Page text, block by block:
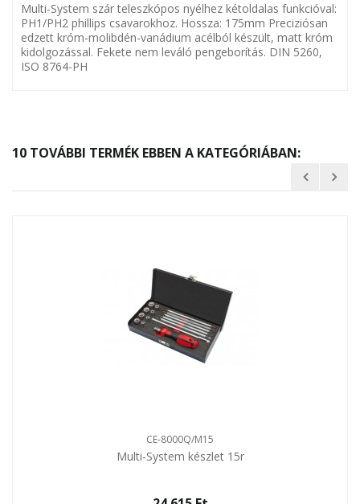
Multi-System szár teleszkópos nyélhez kétoldalas funkcióval:
PH1/PH2 phillips csavarokhoz. Hossza: 175mm Preciziósan
edzett króm-molibdén-vanádium acélból készült, matt króm
kidolgozással. Fekete nem leváló pengeborítás. DIN 5260,
ISO 8764-PH
10 TOVÁBBI TERMÉK EBBEN A KATEGÓRIÁBAN:
CE-8000Q/M15
Multi-System készlet 15r